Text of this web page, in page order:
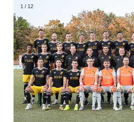
1 / 12